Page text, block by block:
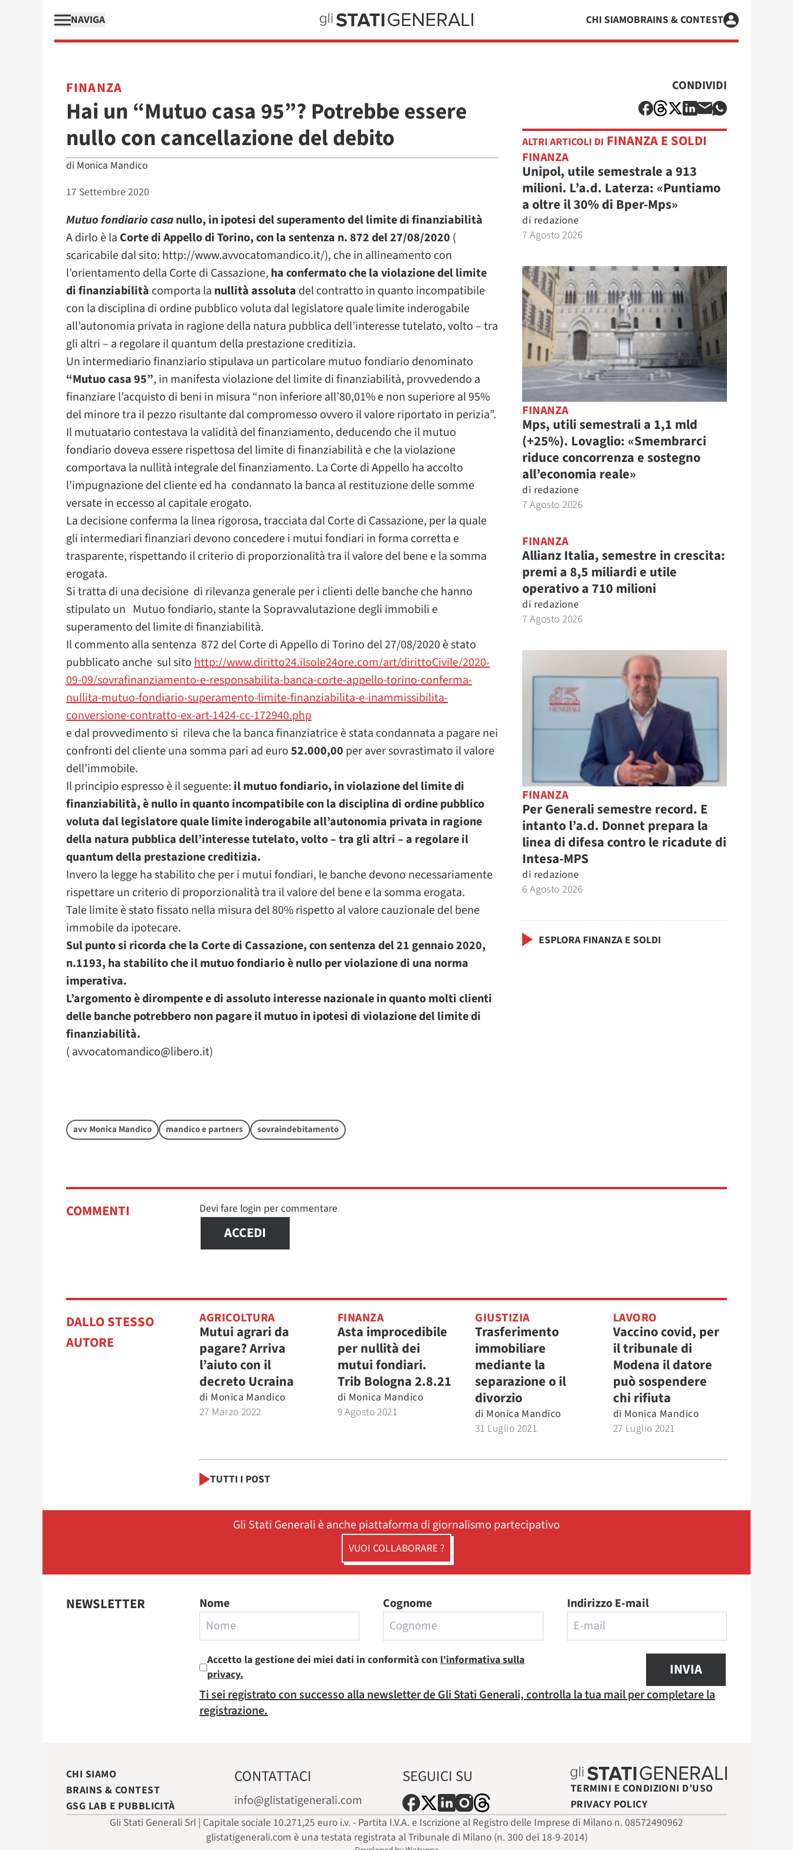
NAVIGA CHI SIAMOBRAINS & CONTEST
FINANZA
Hai un “Mutuo casa 95”? Potrebbe essere
nullo con cancellazione del debito
di Monica Mandico
17 Settembre 2020
Mutuo fondiario casanullo, in ipotesi del superamento del limite di finanziabilità
A dirlo è la Corte di Appello di Torino, con la sentenza n. 872 del 27/08/2020 (
scaricabile dal sito: http://www.avvocatomandico.it/), che in allineamento con
l’orientamento della Corte di Cassazione, ha confermato che la violazione del limite
di finanziabilità comporta la nullità assoluta del contratto in quanto incompatibile
con la disciplina di ordine pubblico voluta dal legislatore quale limite inderogabile
all’autonomia privata in ragione della natura pubblica dell’interesse tutelato, volto – tra
gli altri – a regolare il quantum della prestazione creditizia.
Un intermediario finanziario stipulava un particolare mutuo fondiario denominato
“Mutuo casa 95”, in manifesta violazione del limite di finanziabilità, provvedendo a
finanziare l’acquisto di beni in misura “non inferiore all’80,01% e non superiore al 95%
del minore tra il pezzo risultante dal compromesso ovvero il valore riportato in perizia”.
Il mutuatario contestava la validità del finanziamento, deducendo che il mutuo
fondiario doveva essere rispettosa del limite di finanziabilità e che la violazione
comportava la nullità integrale del finanziamento. La Corte di Appello ha accolto
l’impugnazione del cliente ed ha condannato la banca al restituzione delle somme
versate in eccesso al capitale erogato.
La decisione conferma la linea rigorosa, tracciata dal Corte di Cassazione, per la quale
gli intermediari finanziari devono concedere i mutui fondiari in forma corretta e
trasparente, rispettando il criterio di proporzionalità tra il valore del bene e la somma
erogata.
Si tratta di una decisione di rilevanza generale per i clienti delle banche che hanno
stipulato un Mutuo fondiario, stante la Sopravvalutazione degli immobili e
superamento del limite di finanziabilità.
Il commento alla sentenza 872 del Corte di Appello di Torino del 27/08/2020 è stato
pubblicato anche sul sitohttp://www.diritto24.ilsole24ore.com/art/dirittoCivile/2020-
09-09/sovrafinanziamento-e-responsabilita-banca-corte-appello-torino-conferma-
nullita-mutuo-fondiario-superamento-limite-finanziabilita-e-inammissibilita-
conversione-contratto-ex-art-1424-cc-172940.php
e dal provvedimento si rileva che la banca finanziatrice è stata condannata a pagare nei
confronti del cliente una somma pari ad euro52.000,00 per aver sovrastimato il valore
dell’immobile.
Il principio espresso è il seguente: il mutuo fondiario, in violazione del limite di
finanziabilità, è nullo in quanto incompatibile con la disciplina di ordine pubblico
voluta dal legislatore quale limite inderogabile all’autonomia privata in ragione
della natura pubblica dell’interesse tutelato, volto – tra gli altri – a regolare il
quantum della prestazione creditizia.
Invero la legge ha stabilito che per i mutui fondiari, le banche devono necessariamente
rispettare un criterio di proporzionalità tra il valore del bene e la somma erogata.
Tale limite è stato fissato nella misura del 80% rispetto al valore cauzionale del bene
immobile da ipotecare.
Sul punto si ricorda che la Corte di Cassazione, con sentenza del 21 gennaio 2020,
n.1193, ha stabilito che il mutuo fondiario è nullo per violazione di una norma
imperativa.
L’argomento è dirompente e di assoluto interesse nazionale in quanto molti clienti
delle banche potrebbero non pagare il mutuo in ipotesi di violazione del limite di
finanziabilità.
( avvocatomandico@libero.it)
avv Monica Mandico mandico e partners sovraindebitamento
CONDIVIDI
ALTRI ARTICOLI DI FINANZA E SOLDI
FINANZA
Unipol, utile semestrale a 913
milioni. L’a.d. Laterza: «Puntiamo
a oltre il 30% di Bper-Mps»
di redazione
7 Agosto 2026
FINANZA
Mps, utili semestrali a 1,1 mld
(+25%). Lovaglio: «Smembrarci
riduce concorrenza e sostegno
all’economia reale»
di redazione
7 Agosto 2026
FINANZA
Allianz Italia, semestre in crescita:
premi a 8,5 miliardi e utile
operativo a 710 milioni
di redazione
7 Agosto 2026
FINANZA
Per Generali semestre record. E
intanto l’a.d. Donnet prepara la
linea di difesa contro le ricadute di
Intesa-MPS
di redazione
6 Agosto 2026
ESPLORA FINANZA E SOLDI
COMMENTI Devi fare login per commentare
ACCEDI
DALLO STESSO
AUTORE
AGRICOLTURA
Mutui agrari da
pagare? Arriva
l’aiuto con il
decreto Ucraina
di Monica Mandico
27 Marzo 2022
FINANZA
Asta improcedibile
per nullità dei
mutui fondiari.
Trib Bologna 2.8.21
di Monica Mandico
9 Agosto 2021
GIUSTIZIA
Trasferimento
immobiliare
mediante la
separazione o il
divorzio
di Monica Mandico
31 Luglio 2021
LAVORO
Vaccino covid, per
il tribunale di
Modena il datore
può sospendere
chi rifiuta
di Monica Mandico
27 Luglio 2021
TUTTI I POST
Gli Stati Generali è anche piattaforma di giornalismo partecipativo
VUOI COLLABORARE ?
NEWSLETTER Nome Cognome Indirizzo E-mail
Accetto la gestione dei miei dati in conformità con l'informativa sulla
privacy.
INVIA
Ti sei registrato con successo alla newsletter de Gli Stati Generali, controlla la tua mail per completare la
registrazione.
CHI SIAMO
BRAINS & CONTEST
GSG LAB E PUBBLICITÀ
CONTATTACI
info@glistatigenerali.com
SEGUICI SU
TERMINI E CONDIZIONI D’USO
PRIVACY POLICY
Gli Stati Generali Srl | Capitale sociale 10.271,25 euro i.v. - Partita I.V.A. e Iscrizione al Registro delle Imprese di Milano n. 08572490962
glistatigenerali.com è una testata registrata al Tribunale di Milano (n. 300 del 18-9-2014)